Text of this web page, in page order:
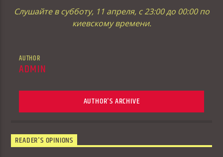
Слушайте в субботу, 11 апреля, с 23:00 до 00:00 по
киевскому времени.
AUTHOR
ADMIN
AUTHOR'S ARCHIVE
READER'S OPINIONS